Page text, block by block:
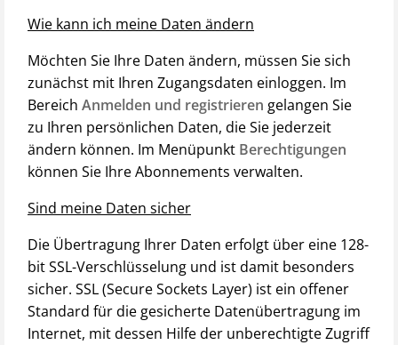
Wie kann ich meine Daten ändern
Möchten Sie Ihre Daten ändern, müssen Sie sich
zunächst mit Ihren Zugangsdaten einloggen. Im
Bereich Anmelden und registrieren gelangen Sie
zu Ihren persönlichen Daten, die Sie jederzeit
ändern können. Im Menüpunkt Berechtigungen
können Sie Ihre Abonnements verwalten.
Sind meine Daten sicher
Die Übertragung Ihrer Daten erfolgt über eine 128-
bit SSL-Verschlüsselung und ist damit besonders
sicher. SSL (Secure Sockets Layer) ist ein offener
Standard für die gesicherte Datenübertragung im
Internet, mit dessen Hilfe der unberechtigte Zugriff